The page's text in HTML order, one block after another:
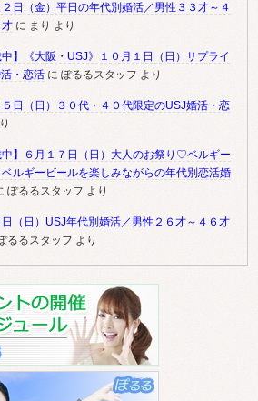
２日（金）平日の年代別婚活／男性３３才～４
才 に まり より
中】《大阪・USJ》１０月１日（日）サプライ
・恋活 にぽるるスタッフ より
５日（日）３０代・４０代限定のUSJ婚活・恋
中】６月１７日（日）大人のお祭り♡ベルギー
ルギービールを楽しみながらの年代別恋活婚
ぽるるスタッフ より
日（日）USJ年代別婚活／男性２６才～４６才
るるスタッフ より